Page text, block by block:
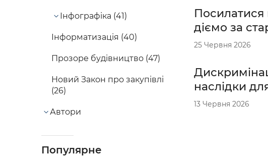
Інфографіка (41)
Інформатизація (40)
Прозоре будівництво (47)
Новий Закон про закупівлі
(26)
Автори
Посилатися
діємо за
25 Червня 2026
наслідки
13 Червня 2026
Популярне